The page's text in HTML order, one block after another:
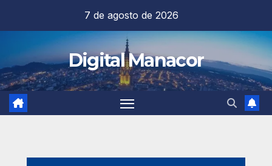
contenido
7 de agosto de 2026
Digital Manacor